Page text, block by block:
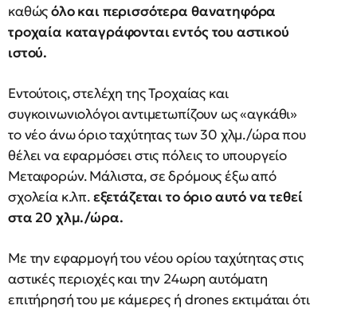
καθώςόλο και περισσότερα θανατηφόρα
τροχαία καταγράφονται εντός του αστικού
ιστού.
Εντούτοις, στελέχη της Τροχαίας και
συγκοινωνιολόγοι αντιμετωπίζουν ως «αγκάθι»
το νέο άνω όριο ταχύτητας των 30 χλμ./ώρα που
θέλει να εφαρμόσει στις πόλεις το υπουργείο
Μεταφορών. Μάλιστα, σε δρόμους έξω από
σχολεία κ.λπ.εξετάζεται το όριο αυτό να τεθεί
στα 20 χλμ./ώρα.
Με την εφαρμογή του νέου ορίου ταχύτητας στις
αστικές περιοχές και την 24ωρη αυτόματη
επιτήρησή του με κάμερες ή drones εκτιμάται ότι